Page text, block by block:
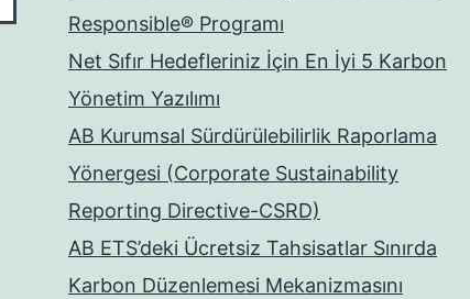
Responsible® Programı
Net Sıfır Hedefleriniz İçin En İyi 5 Karbon
Yönetim Yazılımı
AB Kurumsal Sürdürülebilirlik Raporlama
Yönergesi (Corporate Sustainability
Reporting Directive-CSRD)
AB ETS’deki Ücretsiz Tahsisatlar Sınırda
Karbon Düzenlemesi Mekanizmasını